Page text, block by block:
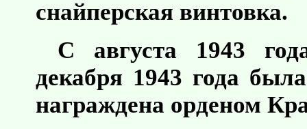
снайперская винтовка.
С августа 1943
декабря 1943 года
награждена орденом